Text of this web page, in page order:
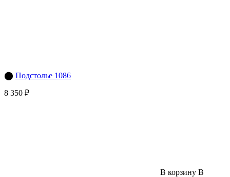
⬤ Подстолье 1086
8 350 ₽
В корзину В